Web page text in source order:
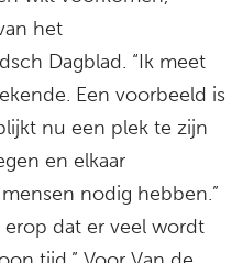
het
Dagblad. “Ik meet
Een voorbeeld is
nu een plek te zijn
en elkaar
nodig hebben.”
dat er veel wordt